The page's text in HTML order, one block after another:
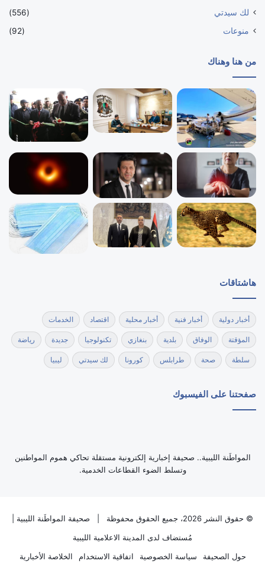
لك سيدتي
(556)
منوعات
(92)
من هنا وهناك
هاشتاقات
أخبار دولية أخبار فنية أخبار محلية اقتصاد الخدمات
المؤقتة الوفاق بلدية بنغازي تكنولوجيا جديدة رياضة
سلطة صحة طرابلس كورونا لك سيدتي ليبيا
صفحتنا على الفيسبوك
‏المواطَنة الليبية.. صحيفة إخبارية إلكترونية مستقلة تحاكي هموم المواطنين
وتسلط الضوء القطاعات الخدمية.
© حقوق النشر 2026، جميع الحقوق محفوظة | صحيفة المواطَنة الليبية
مُستضاف لدى المدينة الاعلامية الليبية
حول الصحيفة
سياسة الخصوصية اتفاقية الاستخدام الخلاصة الأخبارية